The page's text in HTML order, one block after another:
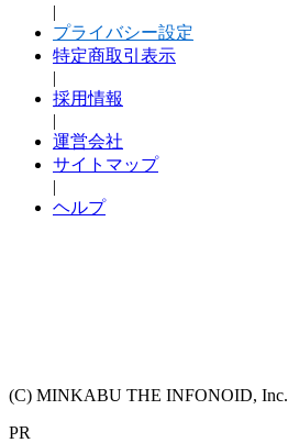
|
プライバシー設定
特定商取引表示
|
採用情報
|
運営会社
サイトマップ
|
ヘルプ
(C) MINKABU THE INFONOID, Inc.
PR